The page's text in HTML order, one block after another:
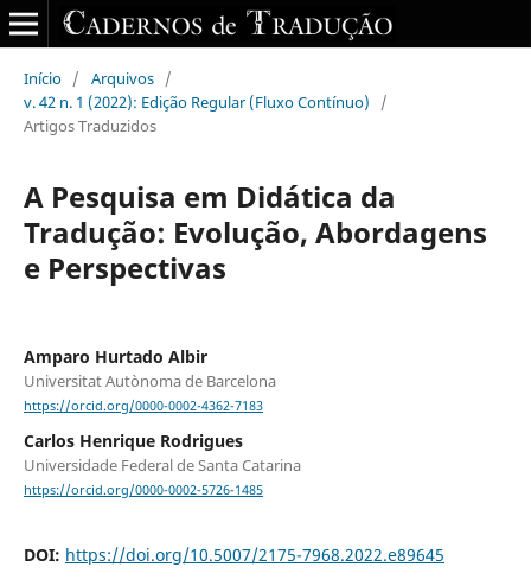
Início / Arquivos /
v. 42 n. 1 (2022): Edição Regular (Fluxo Contínuo)
/
Artigos Traduzidos
A Pesquisa em Didática da
Tradução: Evolução, Abordagens
e Perspectivas
Amparo Hurtado Albir
Universitat Autònoma de Barcelona
https://orcid.org/0000-0002-4362-7183
Carlos Henrique Rodrigues
Universidade Federal de Santa Catarina
https://orcid.org/0000-0002-5726-1485
DOI: https://doi.org/10.5007/2175-7968.2022.e89645